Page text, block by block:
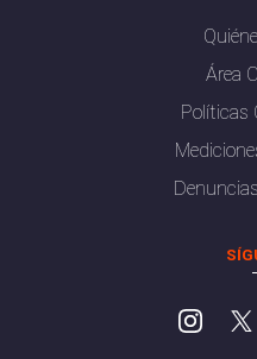
Área
Políticas